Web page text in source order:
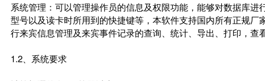
系统管理：可以管理操作员的信息及权限功能，能够对数据库
型号以及读卡时所用到的快捷键等，本软件支持国内所有正规
行来宾信息管理及来宾事件记录的查询、统计、导出、打印，查
1.2、系统要求